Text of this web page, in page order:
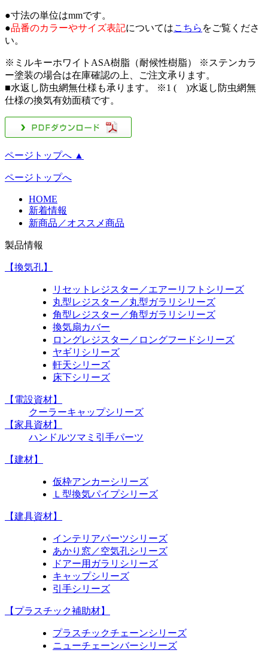
●寸法の単位はmmです。
●品番のカラーやサイズ表記についてはこちら をご覧くださ
い。
※ミルキーホワイトASA樹脂（耐候性樹脂） ※ステンカラ
ー塗装の場合は在庫確認の上、ご注文承ります。
■水返し防虫網無仕様も承ります。 ※1 ( )水返し防虫網無
仕様の換気有効面積です。
ページトップへ ▲
ページトップへ
HOME
新着情報
新商品／オススメ商品
製品情報
【換気孔】
リセットレジスター／エアーリフトシリーズ
丸型レジスター／丸型ガラリシリーズ
角型レジスター／角型ガラリシリーズ
換気扇カバー
ロングレジスター／ロングフードシリーズ
ヤギリシリーズ
軒天シリーズ
床下シリーズ
【電設資材】
クーラーキャップシリーズ
【家具資材】
ハンドルツマミ 引手パーツ
【建材】
仮枠アンカーシリーズ
Ｌ型換気パイプシリーズ
【建具資材】
インテリアパーツシリーズ
あかり窓／空気孔シリーズ
ドアー用ガラリシリーズ
キャップシリーズ
引手シリーズ
【プラスチック補助材】
プラスチックチェーンシリーズ
ニューチェーンバーシリーズ